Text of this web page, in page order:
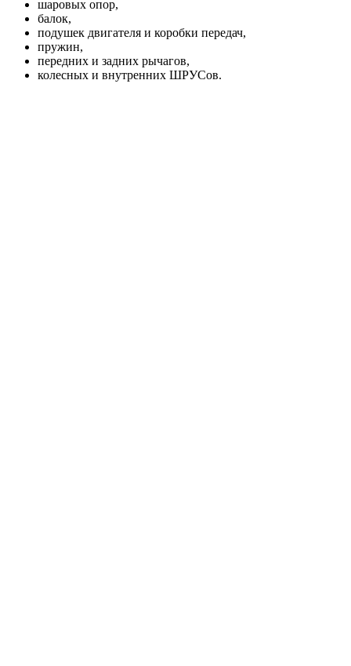
шаровых опор,
балок,
подушек двигателя и коробки передач,
пружин,
передних и задних рычагов,
колесных и внутренних ШРУСов.